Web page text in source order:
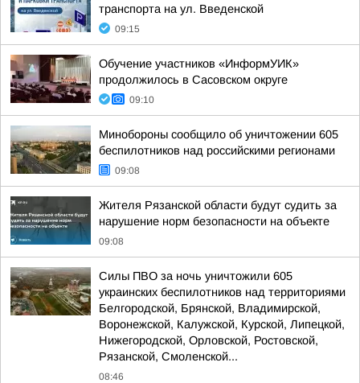
транспорта на ул. Введенской
09:15
Обучение участников «ИнформУИК»
продолжилось в Сасовском округе
09:10
Минобороны сообщило об уничтожении 605
беспилотников над российскими регионами
09:08
Жителя Рязанской области будут судить за
нарушение норм безопасности на объекте
09:08
Силы ПВО за ночь уничтожили 605
украинских беспилотников над территориями
Белгородской, Брянской, Владимирской,
Воронежской, Калужской, Курской, Липецкой,
Нижегородской, Орловской, Ростовской,
Рязанской, Смоленской...
08:46